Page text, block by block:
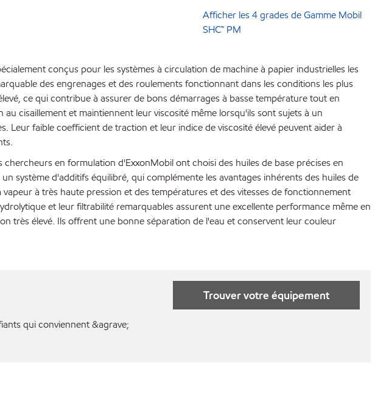
Afficher les 4 grades de Gamme Mobil
SHC™ PM
conçus pour les systèmes à circulation de machine à papier industrielles les
des engrenages et des roulements fonctionnant dans les conditions les plus
ce qui contribue à assurer de bons démarrages à basse température tout en
cisaillement et maintiennent leur viscosité même lorsqu'ils sont sujets à un
Leur faible coefficient de traction et leur indice de viscosité élevé peuvent aider à
en formulation d'ExxonMobil ont choisi des huiles de base précises en
système d'additifs équilibré, qui complémente les avantages inhérents des huiles de
à très haute pression et des températures et des vitesses de fonctionnement
et leur filtrabilité remarquables assurent une excellente performance même en
très élevé. Ils offrent une bonne séparation de l'eau et conservent leur couleur
qui conviennent &agrave;
Trouver votre équipement